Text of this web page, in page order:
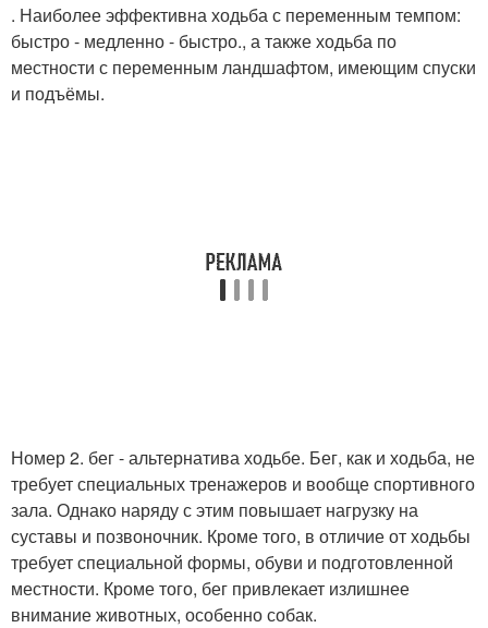
. Наиболее эффективна ходьба с переменным темпом:
быстро - медленно - быстро., а также ходьба по
местности с переменным ландшафтом, имеющим спуски
и подъёмы.
Номер 2. бег - альтернатива ходьбе. Бег, как и ходьба, не
требует специальных тренажеров и вообще спортивного
зала. Однако наряду с этим повышает нагрузку на
суставы и позвоночник. Кроме того, в отличие от ходьбы
требует специальной формы, обуви и подготовленной
местности. Кроме того, бег привлекает излишнее
внимание животных, особенно собак.